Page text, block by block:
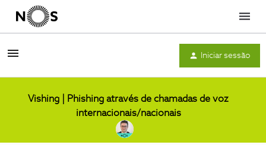
Menu
Iniciar sessão
Vishing | Phishing através de chamadas de voz
internacionais/nacionais